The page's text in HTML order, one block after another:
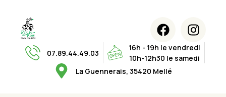
07.89.44.49.03
16h - 19h le vendredi
10h-12h30 le samedi
La Guennerais, 35420 Mellé